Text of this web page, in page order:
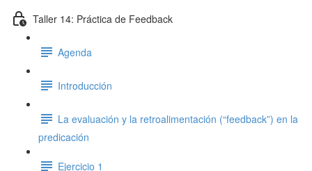
Taller 14: Práctica de Feedback
Agenda
Introducción
La evaluación y la retroalimentación (“feedback”) en la
predicación
Ejercicio 1